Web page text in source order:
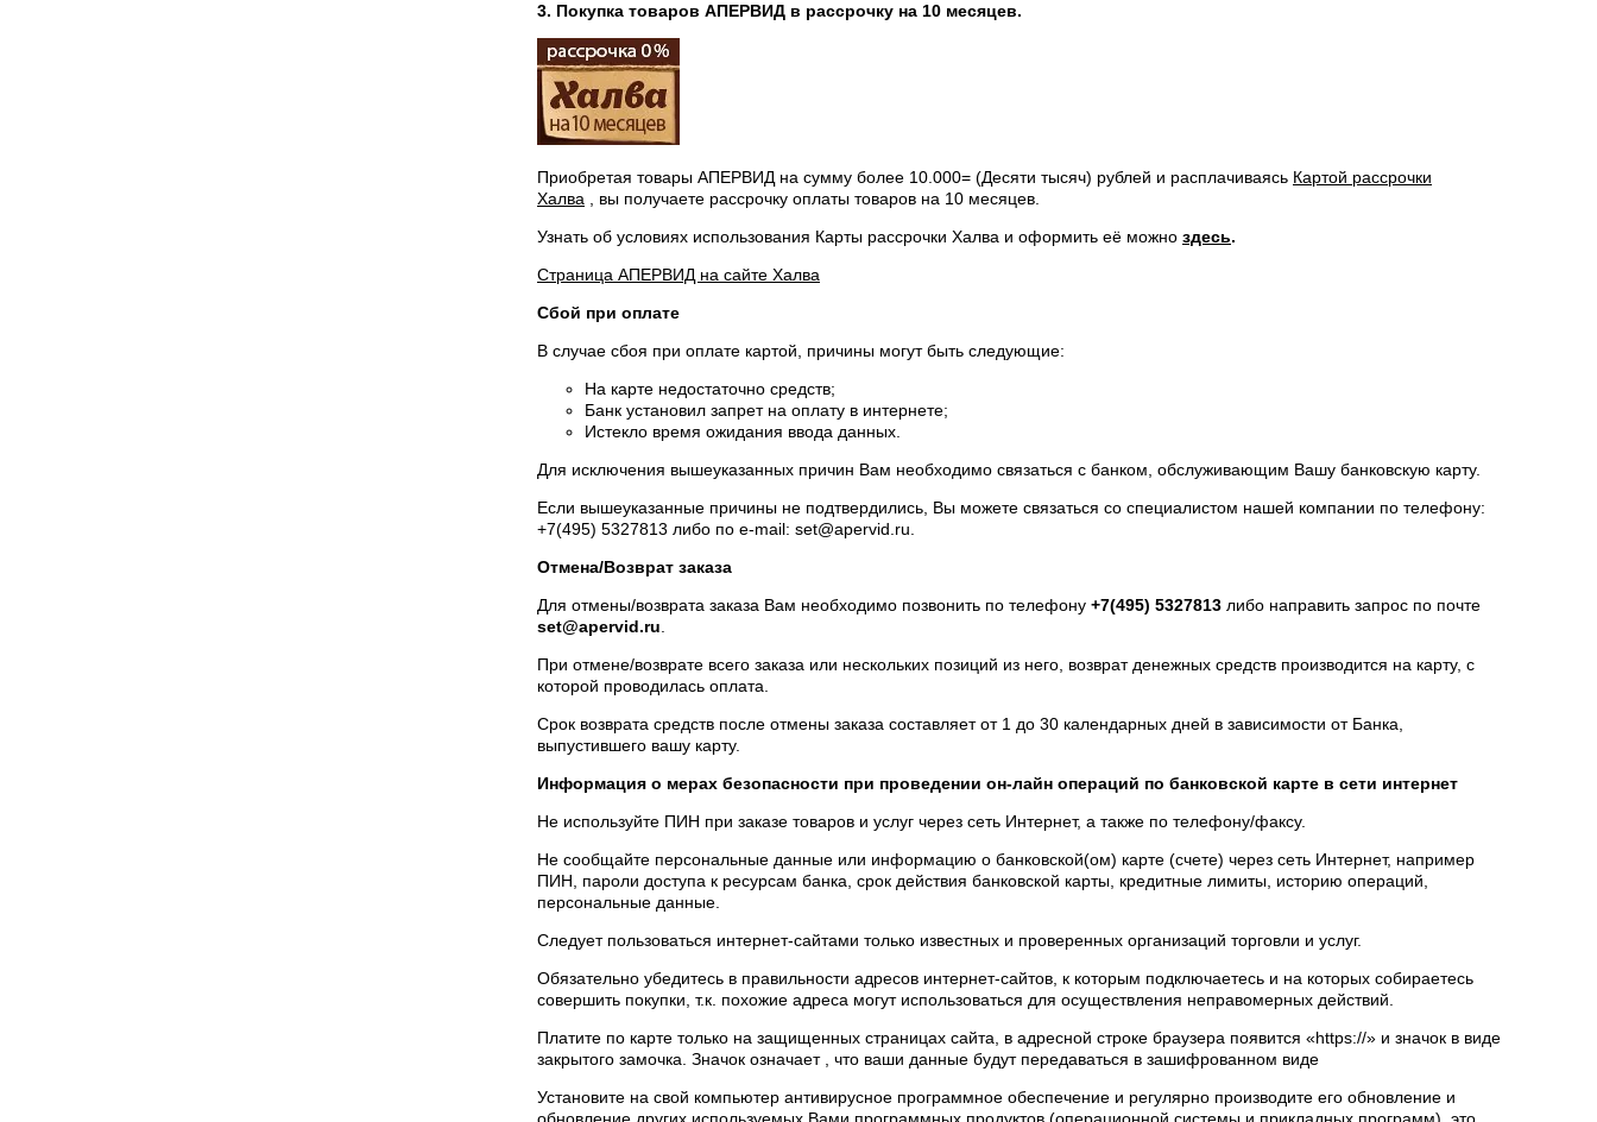
3. Покупка товаров АПЕРВИД в рассрочку на 10 месяцев.
Приобретая товары АПЕРВИД на сумму более 10.000= (Десяти тысяч) рублей и расплачиваясь Картой рассрочки
Халва , вы получаете рассрочку оплаты товаров на 10 месяцев.
Узнать об условиях использования Карты рассрочки Халва и оформить её можно здесь.
Страница АПЕРВИД на сайте Халва
Сбой при оплате
В случае сбоя при оплате картой, причины могут быть следующие:
На карте недостаточно средств;
Банк установил запрет на оплату в интернете;
Истекло время ожидания ввода данных.
Для исключения вышеуказанных причин Вам необходимо связаться с банком, обслуживающим Вашу банковскую карту.
Если вышеуказанные причины не подтвердились, Вы можете связаться со специалистом нашей компании по телефону:
+7(495) 5327813 либо по e-mail: set@apervid.ru.
Отмена/Возврат заказа
Для отмены/возврата заказа Вам необходимо позвонить по телефону +7(495) 5327813 либо направить запрос по почте
set@apervid.ru
При отмене/возврате всего заказа или нескольких позиций из него, возврат денежных средств производится на карту, с
которой проводилась оплата.
Срок возврата средств после отмены заказа составляет от 1 до 30 календарных дней в зависимости от Банка,
выпустившего вашу карту.
Информация о мерах безопасности при проведении он-лайн операций по банковской карте в сети интернет
Не используйте ПИН при заказе товаров и услуг через сеть Интернет, а также по телефону/факсу.
Не сообщайте персональные данные или информацию о банковской(ом) карте (счете) через сеть Интернет, например
ПИН, пароли доступа к ресурсам банка, срок действия банковской карты, кредитные лимиты, историю операций,
персональные данные.
Следует пользоваться интернет-сайтами только известных и проверенных организаций торговли и услуг.
Обязательно убедитесь в правильности адресов интернет-сайтов, к которым подключаетесь и на которых собираетесь
совершить покупки, т.к. похожие адреса могут использоваться для осуществления неправомерных действий.
Платите по карте только на защищенных страницах сайта, в адресной строке браузера появится «https://» и значок в виде
закрытого замочка. Значок означает , что ваши данные будут передаваться в зашифрованном виде
Установите на свой компьютер антивирусное программное обеспечение и регулярно производите его обновление и